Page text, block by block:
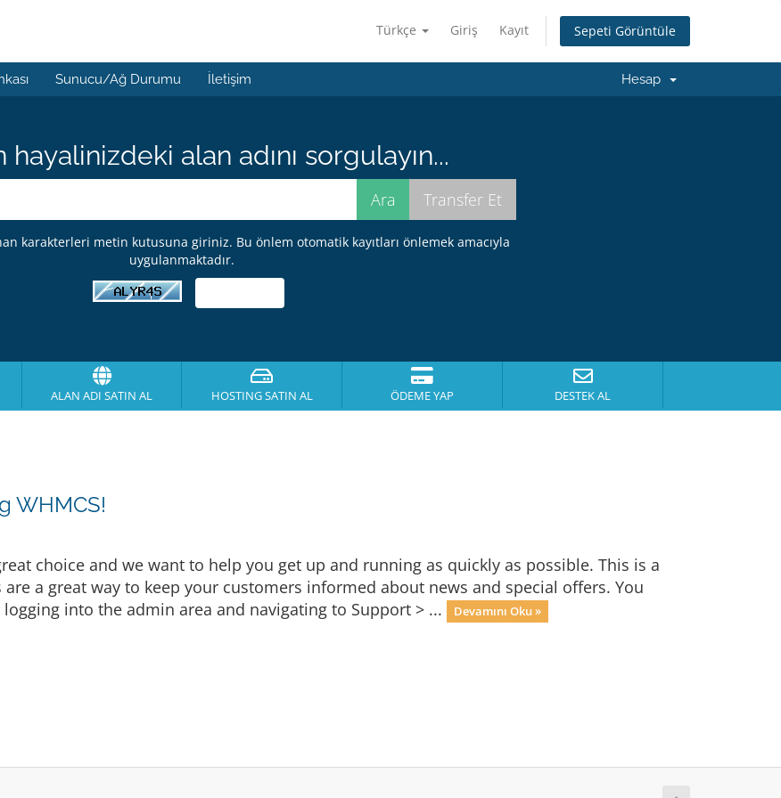
Türkçe Giriş Kayıt Sepeti Görüntüle
Sunucu/Ağ Durumu İletişim Hesap
hayalinizdeki alan adını sorgulayın...
karakterleri metin kutusuna giriniz. Bu önlem otomatik kayıtları önlemek amacıyla
uygulanmaktadır.
ALAN ADI SATIN AL HOSTING SATIN AL ÖDEME YAP DESTEK AL
WHMCS!
choice and we want to help you get up and running as quickly as possible. This is a
a great way to keep your customers informed about news and special offers. You
into the admin area and navigating to Support > ...
Devamını Oku »